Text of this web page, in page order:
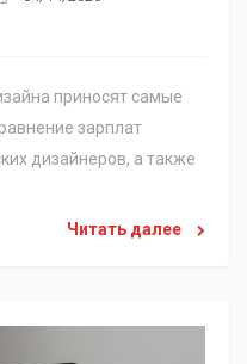
приносят самые
зарплат
дизайнеров, а также
Читать далее